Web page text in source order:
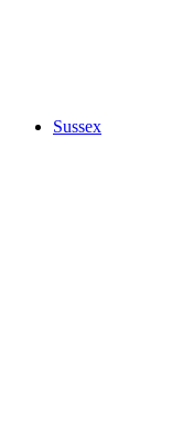
Sussex